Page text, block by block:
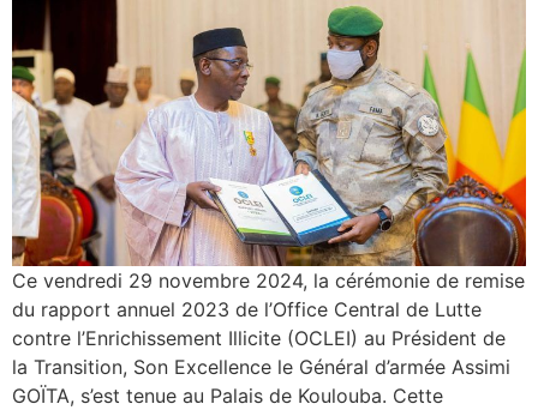
Ce vendredi 29 novembre 2024, la cérémonie de remise
du rapport annuel 2023 de l’Office Central de Lutte
contre l’Enrichissement Illicite (OCLEI) au Président de
la Transition, Son Excellence le Général d’armée Assimi
GOÏTA, s’est tenue au Palais de Koulouba. Cette